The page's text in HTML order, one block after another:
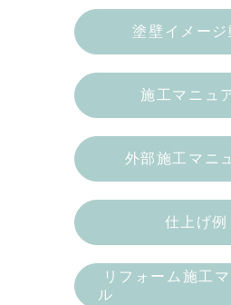
塗壁イメージ
施工マニュ
外部施工マニ
仕上げ例
リフォーム施工
ル